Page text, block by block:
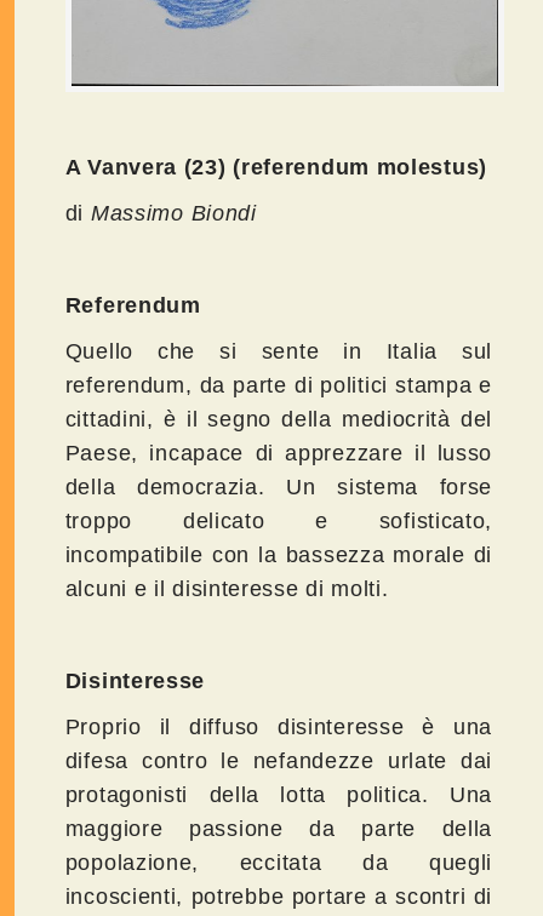
A Vanvera (23) (referendum molestus)
di Massimo Biondi
Referendum
Quello che si sente in Italia sul
referendum, da parte di politici stampa e
cittadini, è il segno della mediocrità del
Paese, incapace di apprezzare il lusso
della democrazia. Un sistema forse
troppo delicato e sofisticato,
incompatibile con la bassezza morale di
alcuni e il disinteresse di molti.
Disinteresse
Proprio il diffuso disinteresse è una
difesa contro le nefandezze urlate dai
protagonisti della lotta politica. Una
maggiore passione da parte della
popolazione, eccitata da quegli
incoscienti, potrebbe portare a scontri di